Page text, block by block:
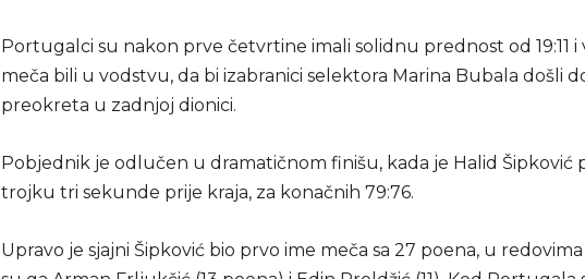
Portugalci su nakon prve četvrtine imali solidnu prednost od 19:11 i
meča bili u vodstvu, da bi izabranici selektora Marina Bubala došli
preokreta u zadnjoj dionici.
Pobjednik je odlučen u dramatičnom finišu, kada je Halid Šipković
trojku tri sekunde prije kraja, za konačnih 79:76.
Upravo je sjajni Šipković bio prvo ime meča sa 27 poena, u